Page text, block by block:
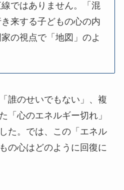
ではありません。「混
来する子どもの心の内
の視点で「地図」のよ
誰のせいでもない」、複
「心のエネルギー切れ」
た。では、この「エネル
の心はどのように回復に